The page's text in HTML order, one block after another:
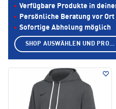
Verfügbare Produkte in
Persönliche Beratung vor Ort
Sofortige Abholung möglich
SHOP AUSWÄHLEN UND PRODUKTE ANZEIGEN